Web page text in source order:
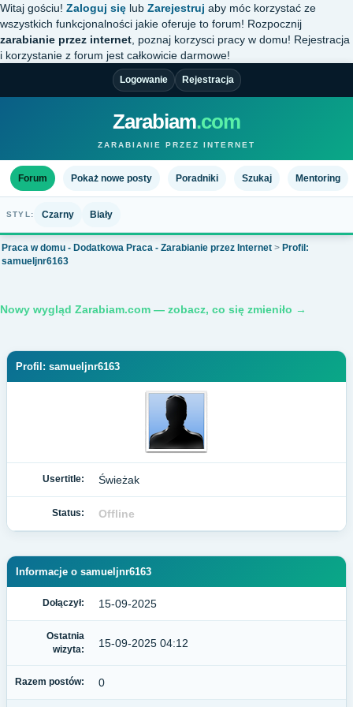
Witaj gościu! Zaloguj się lub Zarejestruj aby móc korzystać ze
wszystkich funkcjonalności jakie oferuje to forum! Rozpocznij
zarabianie przez internet , poznaj korzysci pracy w domu! Rejestracja
i korzystanie z forum jest całkowicie darmowe!
Logowanie Rejestracja
Zarabiam.com
ZARABIANIE PRZEZ INTERNET
Forum Pokaż nowe posty Poradniki Szukaj Mentoring
STYL: Czarny Biały
Praca w domu - Dodatkowa Praca - Zarabianie przez Internet > Profil:
samueljnr6163
Nowy wygląd Zarabiam.com — zobacz, co się zmieniło →
Profil: samueljnr6163
Usertitle: Świeżak
Status: Offline
Informacje o samueljnr6163
Dołączył: 15-09-2025
Ostatnia
wizyta:
15-09-2025 04:12
Razem postów: 0